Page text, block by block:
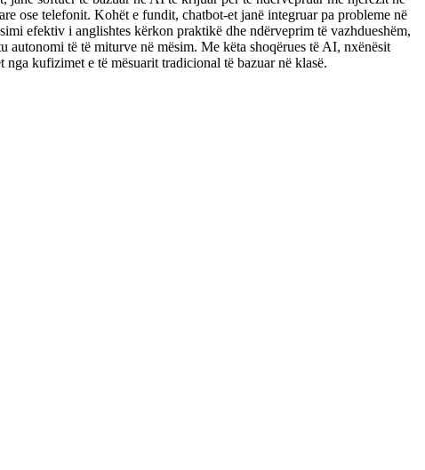
ose telefonit. Kohët e fundit, chatbot-et janë integruar pa probleme në
efektiv i anglishtes kërkon praktikë dhe ndërveprim të vazhdueshëm,
të të miturve në mësim. Me këta shoqërues të AI, nxënësit
kufizimet e të mësuarit tradicional të bazuar në klasë.